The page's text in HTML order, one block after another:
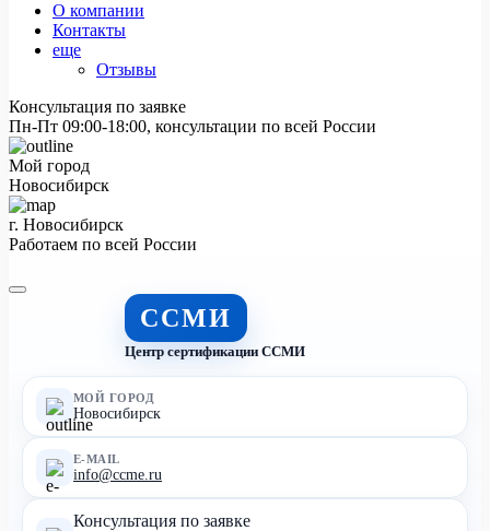
О компании
Контакты
еще
Отзывы
Консультация по заявке
Пн-Пт 09:00-18:00, консультации по всей России
Мой город
Новосибирск
г. Новосибирск
Работаем по всей России
ССМИ
Центр сертификации ССМИ
МОЙ ГОРОД
Новосибирск
E-MAIL
info@ccme.ru
Консультация по заявке